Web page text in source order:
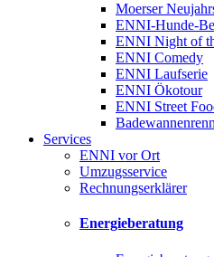
Moerser
ENNI-Hunde-
ENNI Night of
ENNI Comedy
ENNI Laufserie
ENNI Ökotour
ENNI Street
Services
ENNI vor Ort
Umzugsservice
Rechnungserklärer
Energieberatung